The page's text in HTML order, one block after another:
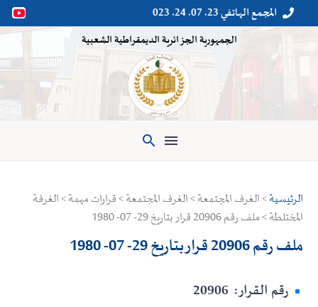

 المجمع الهاتفي 23. 07. 24. 023
الجمهورية الجزائرية الديمقراطية الشعبية

الرئيسية> الغرف المجتمعة > الغرف المجتمعة > قرارات مهمة > الغرفة
المختلطة > ملف رقم 20906 قرار بتاريخ 29- 07- 1980
ملف رقم 20906 قرار بتاريخ 29- 07- 1980
رقم القرار: 20906